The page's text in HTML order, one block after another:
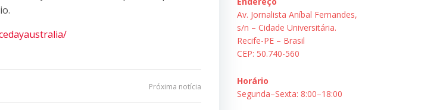
Próxima notícia
Av. Jornalista Aníbal Fernandes,
s/n – Cidade Universitária.
Recife-PE – Brasil
CEP: 50.740-560
Horário
Segunda–Sexta: 8:00–18:00